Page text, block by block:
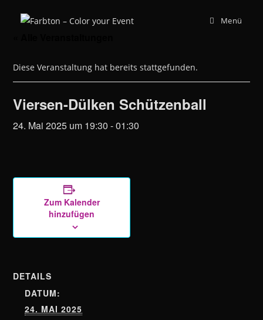
Inhalt
Menü
Diese Veranstaltung hat bereits stattgefunden.
Viersen-Dülken Schützenball
24. Mai 2025 um 19:30 -01:30
Zum Kalender
hinzufügen
DETAILS
DATUM:
24. MAI 2025